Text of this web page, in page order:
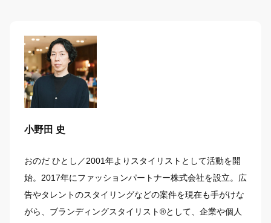
小野田 史
おのだ ひとし／2001年よりスタイリストとして活動を開
始。2017年にファッションパートナー株式会社を設立。広
告やタレントのスタイリングなどの案件を現在も手がけな
がら、ブランディングスタイリスト®︎として、企業や個人